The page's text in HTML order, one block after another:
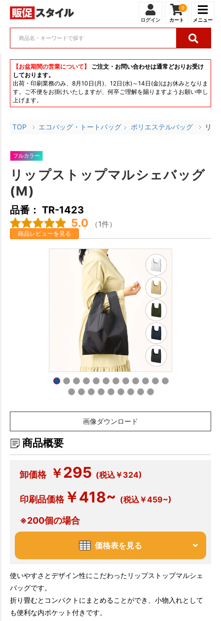
ログイン
0
カート メニュー
【お盆期間の営業について】
ご注文・お問い合わせは通常どおりお受け
しております。
出荷・印刷業務のみ、8月10日(月)、12日(水)～14日(金)はお休みとなりま
す。ご不便をお掛けいたしますが、何卒ご理解を賜りますようお願い申し
上げます。
TOP エコバッグ・トートバッグ ポリエステルバッグ リ
フルカラー
リップストップマルシェバッグ
(M)
品番： TR-1423
5.0 （1件）
商品レビューを見る
画像ダウンロード
商品概要
卸価格 ￥295 (税込￥324)
印刷品価格￥418~ (税込￥459~)
※200個の場合
価格表を見る
使いやすさとデザイン性にこだわったリップストップマルシェ
バッグです。
折り畳むとコンパクトにまとめることができ、小物入れとして
も便利な内ポケット付きです。